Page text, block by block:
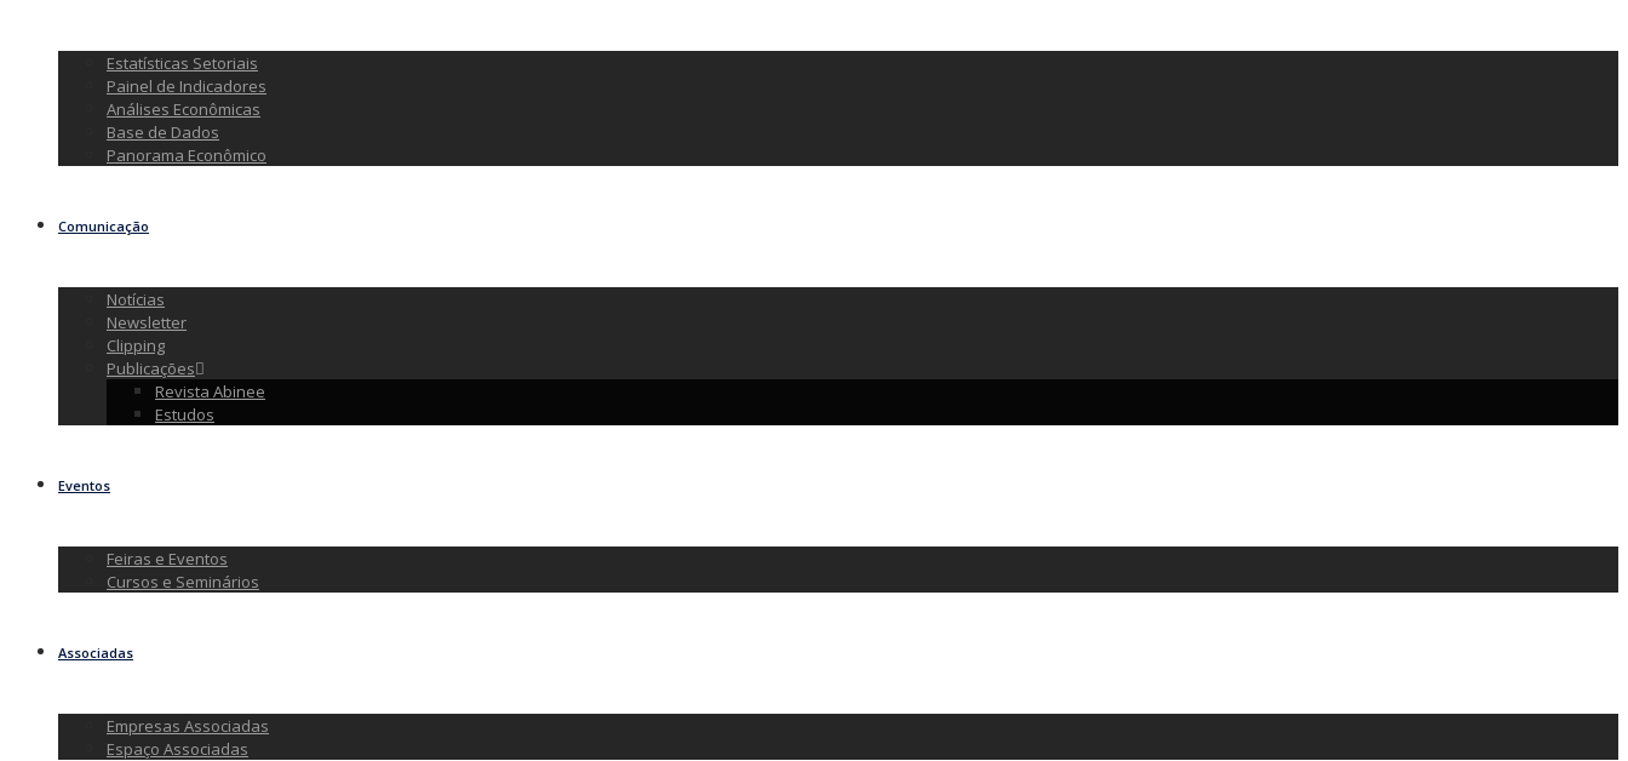
Estatísticas Setoriais
Painel de Indicadores
Análises Econômicas
Base de Dados
Panorama Econômico
Comunicação
Notícias
Newsletter
Clipping
Publicações
Revista Abinee
Estudos
Eventos
Feiras e Eventos
Cursos e Seminários
Associadas
Empresas Associadas
Espaço Associadas